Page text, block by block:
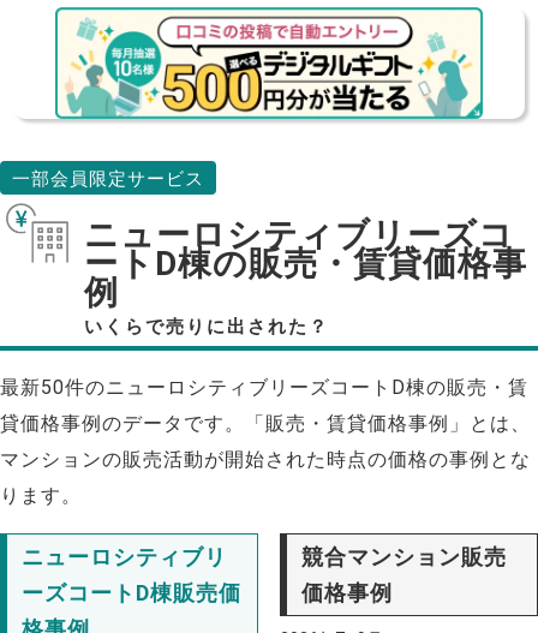
一部会員限定サービス
ニューロシティブリーズコ
ートD棟の販売・賃貸価格事
例
いくらで売りに出された？
最新50件のニューロシティブリーズコートD棟の販売・賃
貸価格事例のデータです。「販売・賃貸価格事例」とは、
マンションの販売活動が開始された時点の価格の事例とな
ります。
ニューロシティブリ
ーズコートD棟販売価
競合マンション販売
価格事例